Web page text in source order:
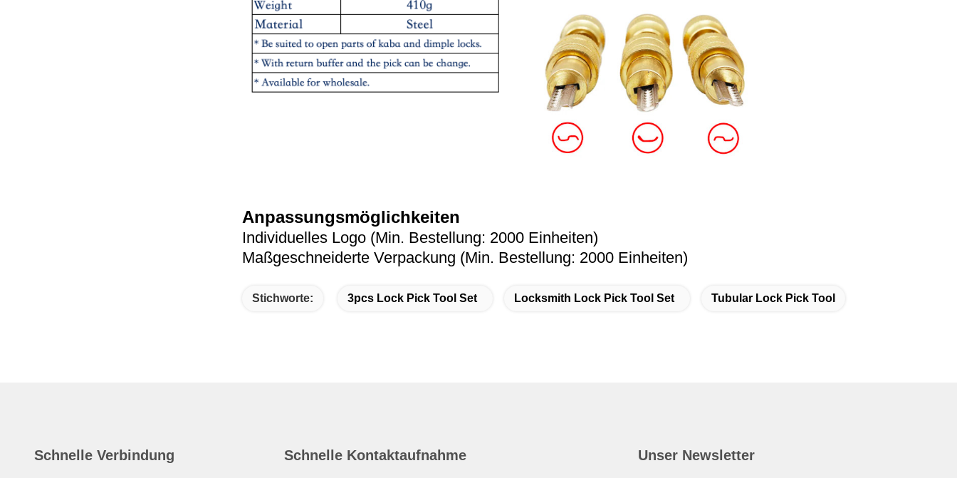
Anpassungsmöglichkeiten
Individuelles Logo (Min. Bestellung: 2000 Einheiten)
Maßgeschneiderte Verpackung (Min. Bestellung: 2000 Einheiten)
Stichworte: 3pcs Lock Pick Tool Set Locksmith Lock Pick Tool Set Tubular Lock Pick Tool
Schnelle Verbindung Schnelle Kontaktaufnahme Unser Newsletter